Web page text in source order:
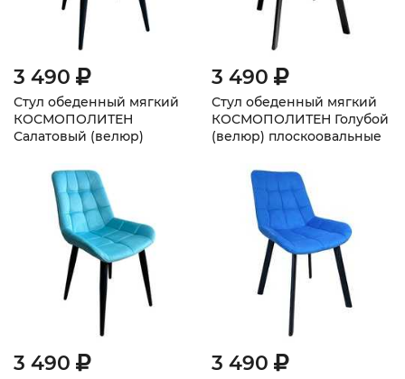
3 490
Стул обеденный мягкий
КОСМОПОЛИТЕН
Салатовый (велюр)
3 490
Стул обеденный мягкий
КОСМОПОЛИТЕН Голубой
(велюр) плоскоовальные
3 490 3 490